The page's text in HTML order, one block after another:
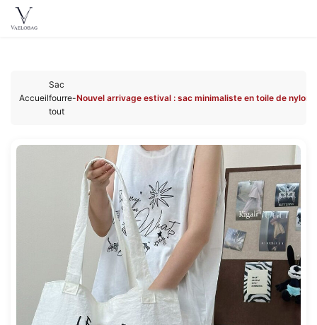
Vaelobag
Accueil
Sac
fourre-
tout
Nouvel arrivage estival : sac minimaliste en toile de